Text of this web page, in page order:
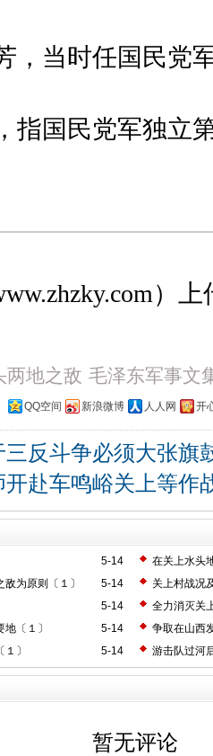
，当时任国民党
指国民党军独立
）上
两地之敌 毛泽东军事文
QQ空间 新浪微博 人人网 开
三反斗争必须大张旗
开赴车鸣峪关上等作
5-14
在关上水头
5-14
为原则〔１〕
关上村战况
5-14
全力消灭关
5-14
〔１〕
争取在山西
5-14
〕 游击队过河
暂无评论